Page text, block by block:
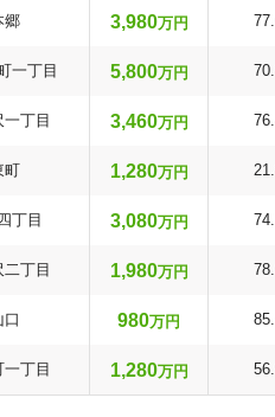
郷 3,980万円
一丁目 5,800万円
丁目 3,460万円
1,280万円
丁目 3,080万円
丁目 1,980万円
980万円
丁目 1,280万円